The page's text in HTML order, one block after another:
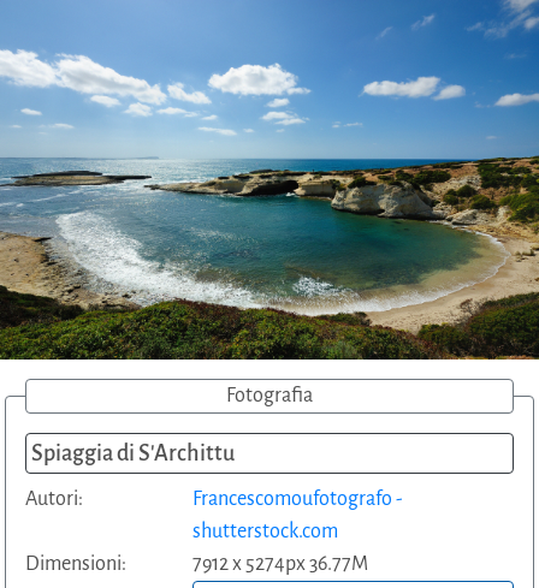
Fotografia
Spiaggia di S'Archittu
Autori:
Francescomoufotografo -
shutterstock.com
Dimensioni:
7912 x 5274px 36.77M